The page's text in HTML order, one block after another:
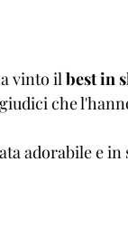
vinto il best in
che
adorabile e in